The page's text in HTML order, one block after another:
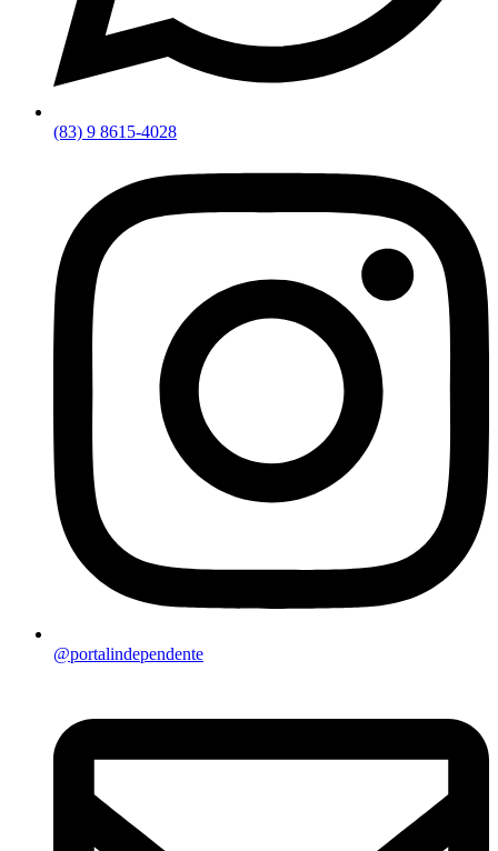
(83) 9 8615-4028
@portalindependente